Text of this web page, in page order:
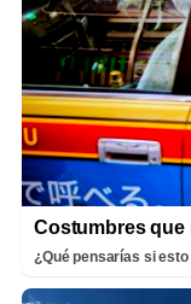
Costumbres que
¿Qué pensarías si